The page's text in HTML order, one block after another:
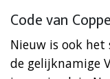
Code van
Nieuw is ook het
de gelijknamige